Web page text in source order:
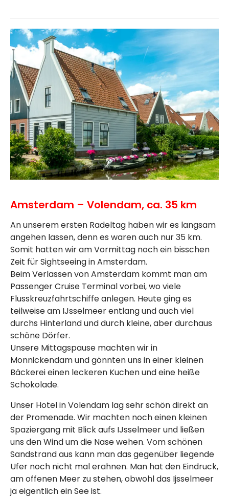
Amsterdam – Volendam, ca. 35 km
An unserem ersten Radeltag haben wir es langsam
angehen lassen, denn es waren auch nur 35 km.
Somit hatten wir am Vormittag noch ein bisschen
Zeit für Sightseeing in Amsterdam.
Beim Verlassen von Amsterdam kommt man am
Passenger Cruise Terminal vorbei, wo viele
Flusskreuzfahrtschiffe anlegen. Heute ging es
teilweise am IJsselmeer entlang und auch viel
durchs Hinterland und durch kleine, aber durchaus
schöne Dörfer.
Unsere Mittagspause machten wir in
Monnickendam und gönnten uns in einer kleinen
Bäckerei einen leckeren Kuchen und eine heiße
Schokolade.
Unser Hotel in Volendam lag sehr schön direkt an
der Promenade. Wir machten noch einen kleinen
Spaziergang mit Blick aufs IJsselmeer und ließen
uns den Wind um die Nase wehen. Vom schönen
Sandstrand aus kann man das gegenüber liegende
Ufer noch nicht mal erahnen. Man hat den Eindruck,
am offenen Meer zu stehen, obwohl das Ijsselmeer
ja eigentlich ein See ist.